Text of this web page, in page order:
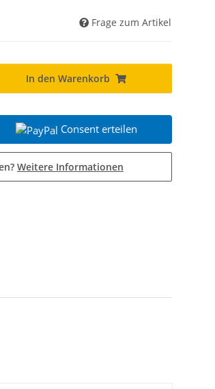
Frage zum Artikel
In den Warenkorb
Consent erteilen
Weitere Informationen